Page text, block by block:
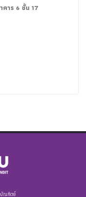
าร 6 ชั้น 17
บัณฑิตย์